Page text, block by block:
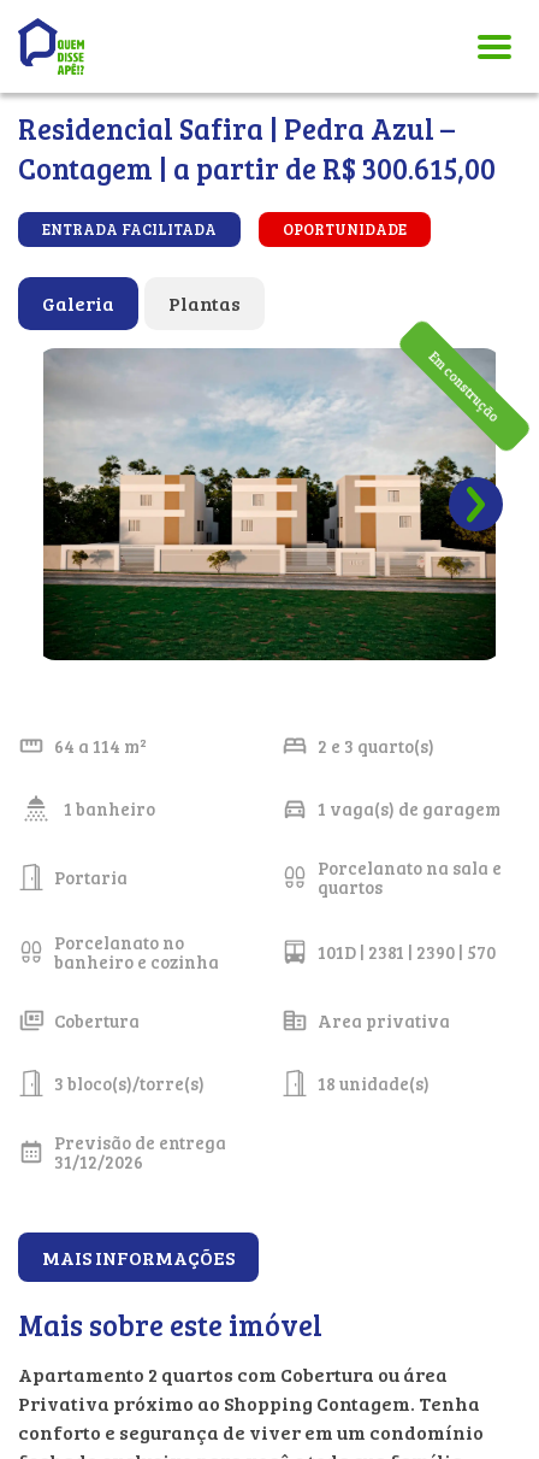
Residencial Safira | Pedra Azul –
Contagem | a partir de R$ 300.615,00
ENTRADA FACILITADA OPORTUNIDADE
Galeria Plantas
Em construção
64 a 114 m² 2 e 3 quarto(s)
1 banheiro 1 vaga(s) de garagem
Portaria
Porcelanato na sala e
quartos
Porcelanato no
banheiro e cozinha
101D | 2381 | 2390 | 570
Cobertura Area privativa
3 bloco(s)/torre(s) 18 unidade(s)
Previsão de entrega
31/12/2026
MAIS INFORMAÇÕES
Mais sobre este imóvel
Apartamento 2 quartos com Cobertura ou área
Privativa próximo ao Shopping Contagem. Tenha
conforto e segurança de viver em um condomínio